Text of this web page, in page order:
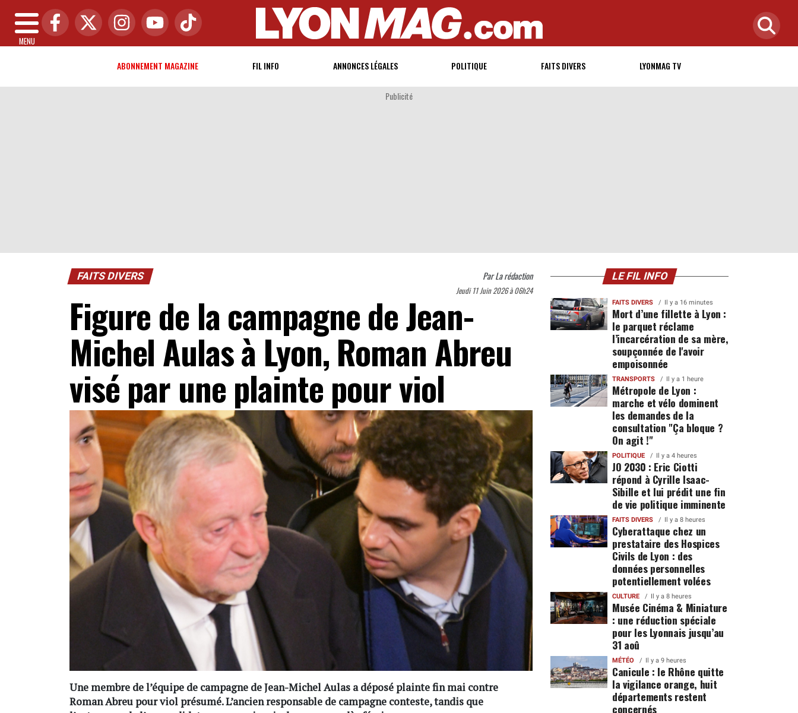
MENU
ABONNEMENT MAGAZINE FIL INFO ANNONCES LÉGALES POLITIQUE FAITS DIVERS LYONMAG TV
Publicité
FAITS DIVERS ParLa rédaction
Jeudi 11 Juin 2026 à 06h24
Figure de la campagne de Jean-
Michel Aulas à Lyon, Roman Abreu
visé par une plainte pour viol
Une membre de l’équipe de campagne de Jean-Michel Aulas a déposé plainte fin mai contre
Roman Abreu pour viol présumé. L’ancien responsable de campagne conteste, tandis que
LE FIL INFO
FAITS DIVERS Il y a 16 minutes
Mort d’une fillette à Lyon :
le parquet réclame
l’incarcération de sa mère,
soupçonnée de l'avoir
empoisonnée
TRANSPORTS Il y a 1 heure
Métropole de Lyon :
marche et vélo dominent
les demandes de la
consultation "Ça bloque ?
On agit !"
POLITIQUE Il y a 4 heures
JO 2030 : Eric Ciotti
répond à Cyrille Isaac-
Sibille et lui prédit une fin
de vie politique imminente
FAITS DIVERS Il y a 8 heures
Cyberattaque chez un
prestataire des Hospices
Civils de Lyon : des
données personnelles
potentiellement volées
CULTURE Il y a 8 heures
Musée Cinéma & Miniature
: une réduction spéciale
pour les Lyonnais jusqu’au
31 aoû
MÉTÉO Il y a 9 heures
Canicule : le Rhône quitte
la vigilance orange, huit
départements restent
concernés